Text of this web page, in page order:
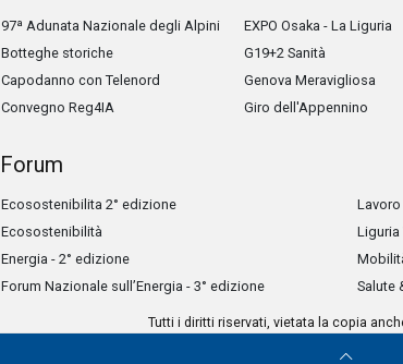
97ª Adunata Nazionale degli Alpini
Botteghe storiche
Capodanno con Telenord
Convegno Reg4IA
EXPO Osaka - La Liguria
G19+2 Sanità
Genova Meravigliosa
Giro dell'Appennino
Forum
Ecosostenibilita 2° edizione
Ecosostenibilità
Energia - 2° edizione
Forum Nazionale sull’Energia - 3° edizione
Lavoro
Liguria
Salute
Tutti i diritti riservati, vietata la copia